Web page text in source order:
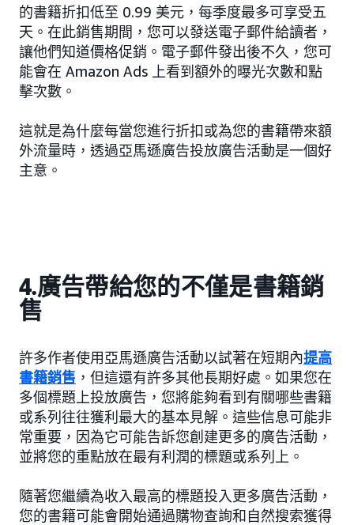
的書籍折扣低至 0.99 美元，每季度最多可享受五
天。在此銷售期間，您可以發送電子郵件給讀者，
讓他們知道價格促銷。電子郵件發出後不久，您可
能會在 Amazon Ads 上看到額外的曝光次數和點
擊次數。
這就是為什麼每當您進行折扣或為您的書籍帶來額
外流量時，透過亞馬遜廣告投放廣告活動是一個好
主意。
4.廣告帶給您的不僅是書籍銷
售
許多作者使用亞馬遜廣告活動以試著在短期內提高
書籍銷售 ，但這還有許多其他長期好處。如果您在
多個標題上投放廣告，您將能夠看到有關哪些書籍
或系列往往獲利最大的基本見解。這些信息可能非
常重要，因為它可能告訴您創建更多的廣告活動，
並將您的重點放在最有利潤的標題或系列上。
隨著您繼續為收入最高的標題投入更多廣告活動，
您的書籍可能會開始通過購物查詢和自然搜索獲得